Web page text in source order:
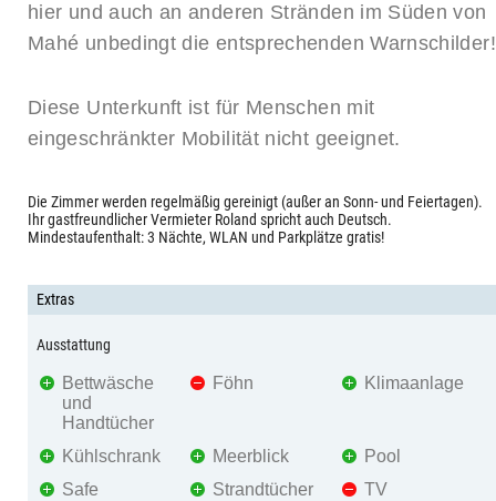
hier und auch an anderen Stränden im Süden von
Mahé unbedingt die entsprechenden Warnschilder!
Diese Unterkunft ist für Menschen mit
eingeschränkter Mobilität nicht geeignet.
Die Zimmer werden regelmäßig gereinigt (außer an Sonn- und Feiertagen).
Ihr gastfreundlicher Vermieter Roland spricht auch Deutsch.
Mindestaufenthalt: 3 Nächte, WLAN und Parkplätze gratis!
Extras
Ausstattung
Bettwäsche
und
Handtücher
Föhn Klimaanlage
Kühlschrank Meerblick
Pool
Safe
Strandtücher
TV